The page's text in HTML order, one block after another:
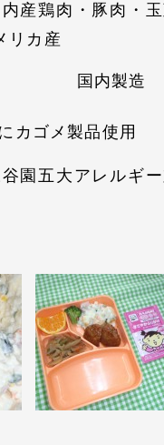
産鶏肉・豚肉・
リカ産
ヨイ食
ゴメ製品使用
五大アレルギー